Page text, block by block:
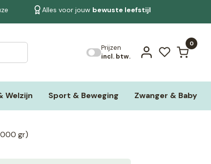
Alles voor jouw bewuste leefstijl
Prijzen
incl. btw.
0
Welzijn Sport & Beweging Zwanger & Baby
Bekijk alle resultaten
gr)